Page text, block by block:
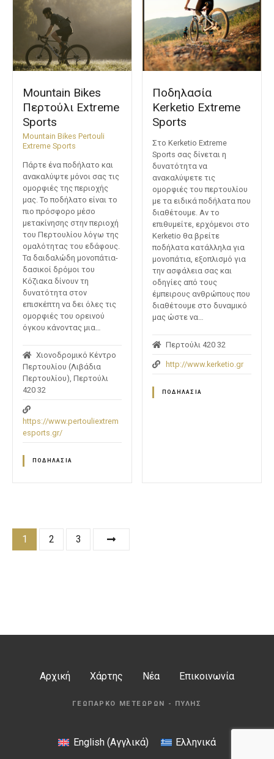
Mountain Bikes
Περτούλι Extreme
Sports
Mountain Bikes Pertouli
Extreme Sports
Πάρτε ένα ποδήλατο και
ανακαλύψτε μόνοι σας τις
ομορφιές της περιοχής
μας. Το ποδήλατο είναι το
πιο πρόσφορο μέσο
μετακίνησης στην περιοχή
του Περτουλίου λόγω της
ομαλότητας του εδάφους.
Τα δαιδαλώδη μονοπάτια-
δασικοί δρόμοι του
Κόζιακα δίνουν τη
δυνατότητα στον
επισκέπτη να δει όλες τις
ομορφιές του ορεινού
όγκου κάνοντας μια…
Χιονοδρομικό Κέντρο
Περτουλίου (Λιβάδια
Περτουλίου), Περτούλι
420 32
https://www.pertouliextrem
esports.gr/
ΠΟΔΗΛΑΣΊΑ
Ποδηλασία
Kerketio Extreme
Sports
Στο Kerketio Extreme
Sports σας δίνεται η
δυνατότητα να
ανακαλύψετε τις
ομορφιές του περτουλίου
με τα ειδικά ποδήλατα που
διαθέτουμε. Αν το
επιθυμείτε, ερχόμενοι στο
Kerketio θα βρείτε
ποδήλατα κατάλληλα για
μονοπάτια, εξοπλισμό για
την ασφάλεια σας και
οδηγίες από τους
έμπειρους ανθρώπους που
διαθέτουμε στο δυναμικό
μας ώστε να…
Περτούλι 420 32
http://www.kerketio.gr
ΠΟΔΗΛΑΣΊΑ
Θ
ι
1 2 3
Αρχική Χάρτης Νέα Επικοινωνία
ΓΕΩΠΆΡΚΟ ΜΕΤΕΏΡΩΝ - ΠΎΛΗΣ
English(Αγγλικά) Ελληνικά